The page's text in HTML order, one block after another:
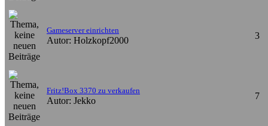
Gameserver einrichten
Autor: Holzkopf2000 3
Fritz!Box 3370 zu verkaufen
Autor: Jekko 7